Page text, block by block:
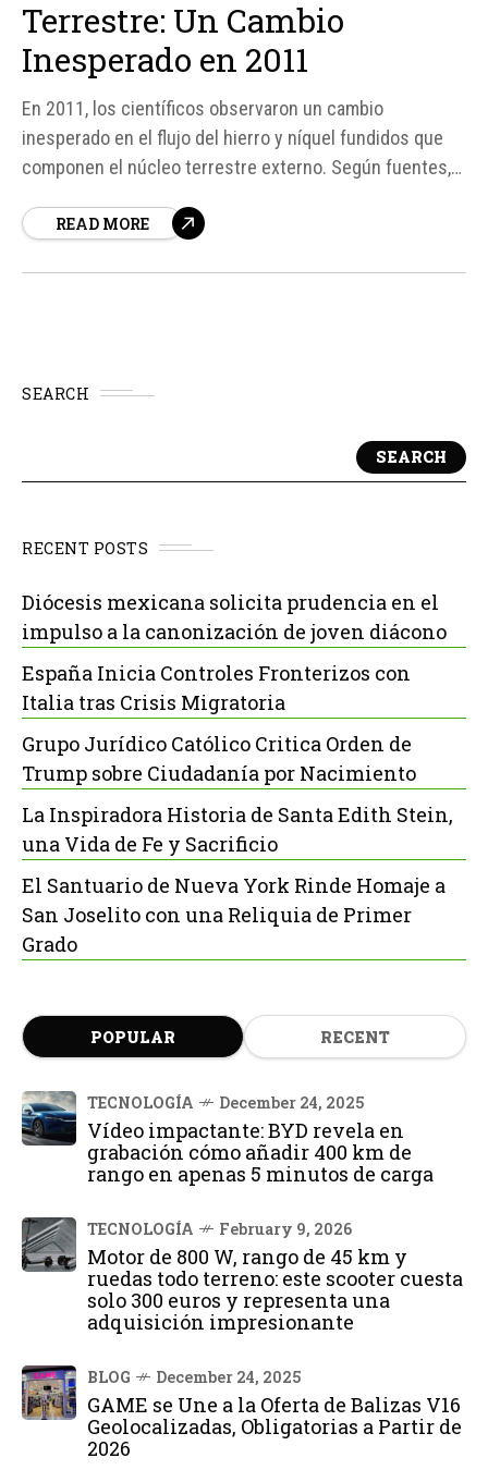
Terrestre: Un Cambio
Inesperado en 2011
En 2011, los científicos observaron un cambio
inesperado en el flujo del hierro y níquel fundidos que
componen el núcleo terrestre externo. Según fuentes,
el este, contrario al movimiento normal hacia el oeste.
READ MORE
SEARCH
SEARCH
RECENT POSTS
Diócesis mexicana solicita prudencia en el
impulso a la canonización de joven diácono
España Inicia Controles Fronterizos con
Italia tras Crisis Migratoria
Grupo Jurídico Católico Critica Orden de
Trump sobre Ciudadanía por Nacimiento
La Inspiradora Historia de Santa Edith Stein,
una Vida de Fe y Sacrificio
El Santuario de Nueva York Rinde Homaje a
San Joselito con una Reliquia de Primer
Grado
POPULAR RECENT
TECNOLOGÍA December 24, 2025
Vídeo impactante: BYD revela en
grabación cómo añadir 400 km de
rango en apenas 5 minutos de carga
TECNOLOGÍA February 9, 2026
Motor de 800 W, rango de 45 km y
ruedas todo terreno: este scooter cuesta
solo 300 euros y representa una
adquisición impresionante
BLOG December 24, 2025
GAME se Une a la Oferta de Balizas V16
Geolocalizadas, Obligatorias a Partir de
2026